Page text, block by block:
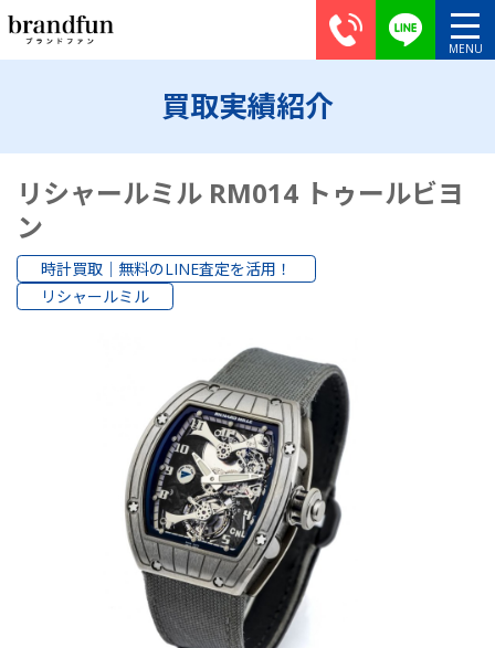
買取実績紹介
リシャールミル RM014 トゥールビヨ
ン
時計買取｜無料のLINE査定を活用！
リシャールミル